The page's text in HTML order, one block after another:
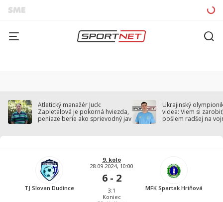
Atletický manažér Juck:
Zapletalová je pokorná hviezda,
peniaze berie ako sprievodný jav
Ukrajinský
videa: Viem si
pošlem radšej na
TJ Slovan Dudince
9. kolo
28.09.2024, 10:00
6 - 2
3:1
Koniec
MFK Spartak Hriňová